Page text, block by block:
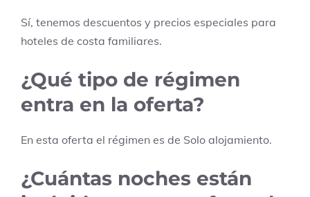
Sí, tenemos descuentos y precios especiales para
hoteles de costa familiares.
¿Qué tipo de régimen
entra en la oferta?
En esta oferta el régimen es de Solo alojamiento.
¿Cuántas noches están